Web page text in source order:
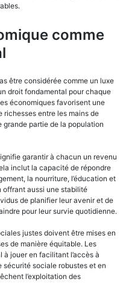
comme
être considérée comme un luxe
droit fondamental pour chaque
économiques favorisent une
entre les mains de
partie de la population
garantir à chacun un revenu
inclut la capacité de répondre
la nourriture, l’éducation et
offrant aussi une stabilité
de planifier leur avenir et de
pour leur survie quotidienne.
justes doivent être mises en
de manière équitable. Les
jouer en facilitant l’accès à
sécurité sociale robustes et en
l’exploitation des